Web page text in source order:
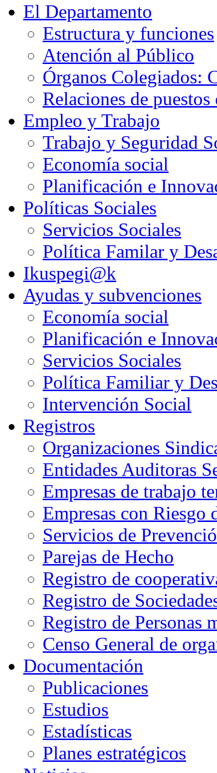
El Departamento
Estructura y funciones
Atención al Público
Órganos Colegiados:
Relaciones de
Empleo y Trabajo
Trabajo y Seguridad
Economía social
Planificación e
Políticas Sociales
Servicios Sociales
Política Familar y
Ikuspegi@k
Ayudas y subvenciones
Economía social
Planificación e
Servicios Sociales
Política Familiar y
Intervención Social
Registros
Organizaciones
Entidades Auditoras
Empresas de trabajo
Empresas con Riesgo
Servicios de
Parejas de Hecho
Registro de
Registro de
Registro de Personas
Censo General de
Documentación
Publicaciones
Estudios
Estadísticas
Planes estratégicos